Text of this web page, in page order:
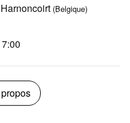
(Belgique)